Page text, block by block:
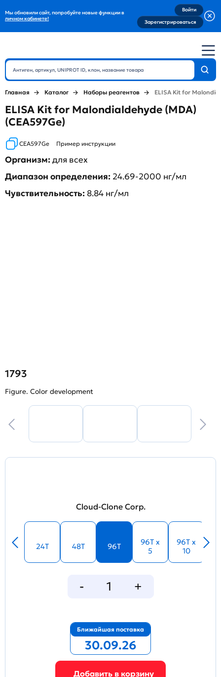
Мы обновили сайт, попробуйте новые функции в
личном кабинете!
Войти
Зарегистрироваться
Главная Каталог Наборы реагентов ELISA Kit for
ELISA Kit for Malondialdehyde (MDA)
(CEA597Ge)
CEA597Ge Пример инструкции
Организм:для всех
Диапазон определения: 24.69-2000 нг/мл
Чувствительность: 8.84 нг/мл
1793
Figure. Color development
Cloud-Clone Corp.
24T 48T 96T
96T x
5
96T x
10
Ближайшая поставка
30.09.26